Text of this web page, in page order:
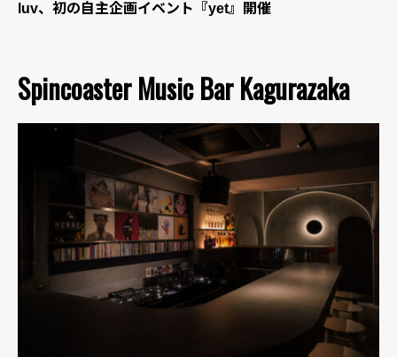
luv、初の自主企画イベント『yet』開催
Spincoaster Music Bar Kagurazaka